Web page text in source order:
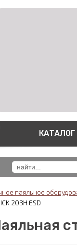
КАТАЛОГ
паяльное
203H ESD